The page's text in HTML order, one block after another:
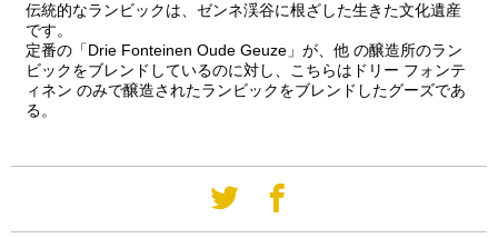
伝統的なランビックは、ゼンネ渓谷に根ざした生きた文化遺産
です。
定番の「Drie Fonteinen Oude Geuze」が、他 の醸造所のラン
ビックをブレンドしているのに対し、こちらはドリー フォンテ
ィネン のみで醸造されたランビックをブレンドしたグーズであ
る。